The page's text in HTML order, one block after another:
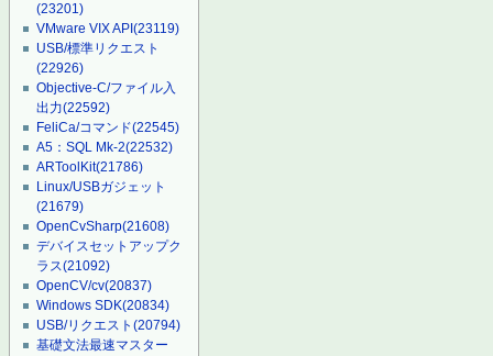
(23201)
VMware VIX API(23119)
USB/標準リクエスト
(22926)
Objective-C/ファイル入
出力(22592)
FeliCa/コマンド(22545)
A5：SQL Mk-2(22532)
ARToolKit(21786)
Linux/USBガジェット
(21679)
OpenCvSharp(21608)
デバイスセットアップク
ラス(21092)
OpenCV/cv(20837)
Windows SDK(20834)
USB/リクエスト(20794)
基礎文法最速マスター